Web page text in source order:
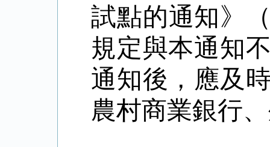
試點的通知》
規定與本通知
通知後，應及
農村商業銀行